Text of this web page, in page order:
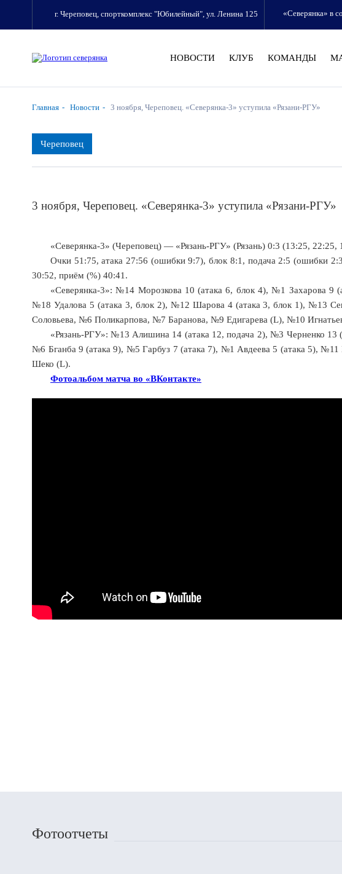
г. Череповец, спорткомплекс "Юбилейный", ул. Ленина 125 «Северянка» в
НОВОСТИ КЛУБ КОМАНДЫ
Главная Новости 3 ноября, Череповец. «Северянка-3» уступила «Рязани-РГУ»
Череповец
3 ноября, Череповец. «Северянка-3» уступила «Рязани-РГУ»
«Северянка-3» (Череповец) — «Рязань-РГУ» (Рязань) 0:3 (13:25,
Очки 51:75, атака 27:56 (ошибки 9:7), блок 8:1, подача 2:5 (ошибки
30:52, приём (%) 40:41.
«Северянка-3»: №14 Морозкова 10 (атака 6, блок 4), №1 Захарова 9
№18 Удалова 5 (атака 3, блок 2), №12 Шарова 4 (атака 3, блок 1), №13
Соловьева, №6 Поликарпова, №7 Баранова, №9 Едигарева (L), №10
«Рязань-РГУ»: №13 Алишина 14 (атака 12, подача 2), №3 Черненко 13
№6 Бганба 9 (атака 9), №5 Гарбуз 7 (атака 7), №1 Авдеева 5 (атака 5),
Шеко (L).
Фотоальбом матча во «ВКонтакте»
Фотоотчеты